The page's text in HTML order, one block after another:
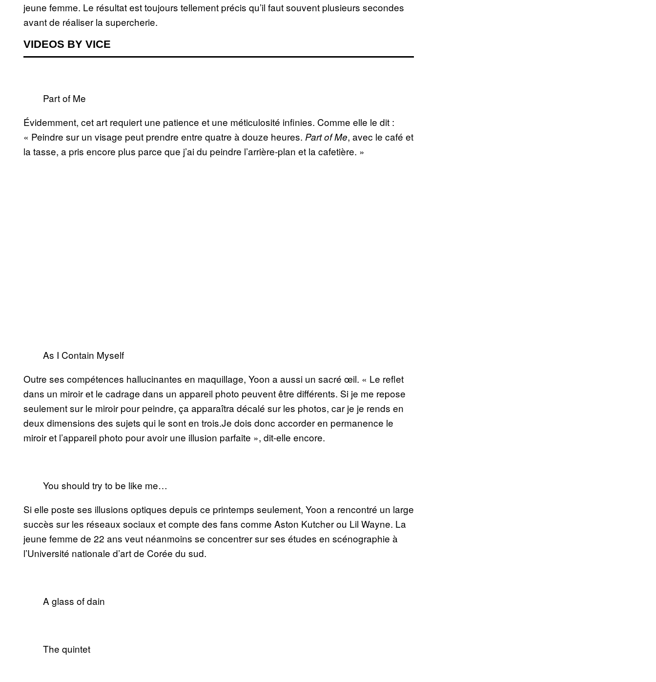
jeune femme. Le résultat est toujours tellement précis qu’il faut souvent plusieurs secondes
avant de réaliser la supercherie.
VIDEOS BY VICE
Part of Me
Évidemment, cet art requiert une patience et une méticulosité infinies. Comme elle le dit :
« Peindre sur un visage peut prendre entre quatre à douze heures. Part of Me, avec le café et
la tasse, a pris encore plus parce que j’ai du peindre l’arrière-plan et la cafetière. »
As I Contain Myself
Outre ses compétences hallucinantes en maquillage, Yoon a aussi un sacré œil. « Le reflet
dans un miroir et le cadrage dans un appareil photo peuvent être différents. Si je me repose
seulement sur le miroir pour peindre, ça apparaîtra décalé sur les photos, car je je rends en
deux dimensions des sujets qui le sont en trois.Je dois donc accorder en permanence le
miroir et l’appareil photo pour avoir une illusion parfaite », dit-elle encore.
You should try to be like me…
Si elle poste ses illusions optiques depuis ce printemps seulement, Yoon a rencontré un large
succès sur les réseaux sociaux et compte des fans comme Aston Kutcher ou Lil Wayne. La
jeune femme de 22 ans veut néanmoins se concentrer sur ses études en scénographie à
l’Université nationale d’art de Corée du sud.
A glass of dain
The quintet